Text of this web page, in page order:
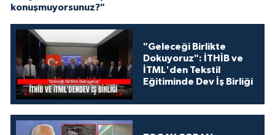
konuşmuyorsunuz?"
"Geleceği Birlikte
Dokuyoruz": İTHİB ve
İTML'den Tekstil
Eğitiminde Dev İş Birliği